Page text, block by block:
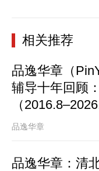
相关推荐
品逸华章（
辅导十年回顾
（
品逸华章
品逸华章：清